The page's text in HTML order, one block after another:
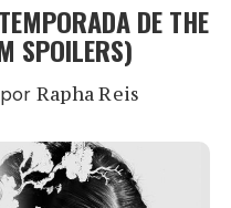
DE THE
SPOILERS)
por Rapha Reis